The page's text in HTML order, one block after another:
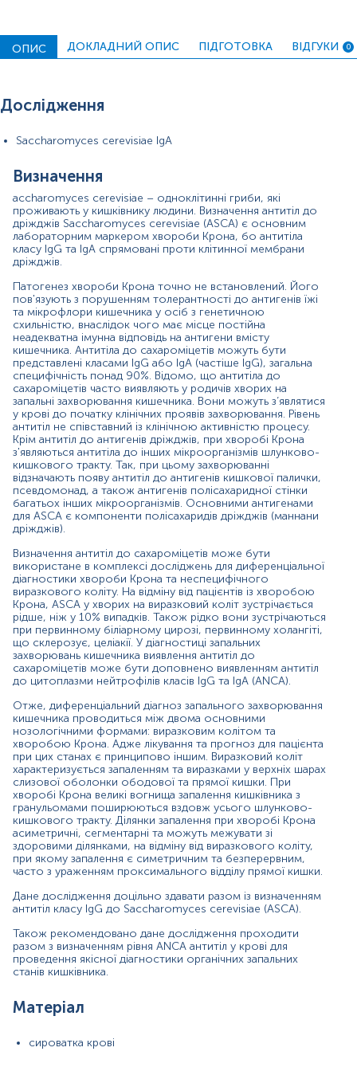
інших мікроорганізмів шлунково-кишкового тракту. Так,
при цьому захворюванні відзначають появу антитіл до
антигенів кишкової палички, псевдомонад, а також
компоненти полісахаридів дріжджів (маннани дріжджів).
використане в комплексі досліджень для
неспецифічного виразкового коліту. На відміну від
виразковий коліт зустрічається рідше, ніж у 10%
випадків. Також рідко вони зустрічаються при
первинному біліарному цирозі, первинному холангіті,
що склерозує, целіакії. У діагностиці запальних
захворювань кишечника виявлення антитіл до
антитіл до цитоплазми нейтрофілів класів IgG та IgA
(ANCA).
Отже, диференціальний діагноз запального
захворювання кишечника проводиться між двома
основними нозологічними формами: виразковим
колітом та хворобою Крона. Адже лікування та
прогноз для пацієнта при цих станах є принципово
іншим. Виразковий коліт характеризується запаленням
та виразками у верхніх шарах слизової оболонки
ободової та прямої кишки. При хворобі Крона великі
вогнища запалення кишківника з гранульомами
поширюються вздовж усього шлунково-кишкового
тракту. Ділянки запалення при хворобі Крона
асиметричні, сегментарні та можуть межувати зі
здоровими ділянками, на відміну від виразкового
коліту, при якому запалення є симетричним та
безперервним, часто з ураженням проксимального
Дане дослідження доцільно здавати разом із
визначенням антитіл класу IgG до Saccharomyces
cerevisiae (ASCA).
Також рекомендовано дане дослідження проходити
разом з визначенням рівня ANCA антитіл у крові для
проведення якісної діагностики органічних запальних
станів кишківника.
сироватка крові
Зміст:
Маркер
Показання до призначення
Загальна характеристика
Інтерпретація
Маркер
Маркер активації мукозального імунітету кишківника та
агресивного перебігу захворювання, що найчастіше
виникає при хворобі Крона.
неспецифічними шлунково-кишковими симптомами,
ОПИС ДОКЛАДНИЙ ОПИС ПІДГОТОВКА ВІДГУКИ 0
Дослідження
Saccharomyces cerevisiae IgA
Визначення
accharomyces cerevisiae – одноклітинні гриби, які
проживають у кишківнику людини. Визначення антитіл до
дріжджів Saccharomyces cerevisiae (ASCA) є основним
лабораторним маркером хвороби Крона, бо антитіла
класу IgG та IgA спрямовані проти клітинної мембрани
дріжджів.
Патогенез хвороби Крона точно не встановлений. Його
пов'язують з порушенням толерантності до антигенів їжі
та мікрофлори кишечника у осіб з генетичною
схильністю, внаслідок чого має місце постійна
неадекватна імунна відповідь на антигени вмісту
кишечника. Антитіла до сахароміцетів можуть бути
представлені класами IgG або IgA (частіше IgG), загальна
специфічність понад 90%. Відомо, що антитіла до
сахароміцетів часто виявляють у родичів хворих на
запальні захворювання кишечника. Вони можуть з’являтися
у крові до початку клінічних проявів захворювання. Рівень
антитіл не співставний із клінічною активністю процесу.
Крім антитіл до антигенів дріжджів, при хворобі Крона
з'являються антитіла до інших мікроорганізмів шлунково-
кишкового тракту. Так, при цьому захворюванні
відзначають появу антитіл до антигенів кишкової палички,
псевдомонад, а також антигенів полісахаридної стінки
багатьох інших мікроорганізмів. Основними антигенами
для ASCA є компоненти полісахаридів дріжджів (маннани
дріжджів).
Визначення антитіл до сахароміцетів може бути
використане в комплексі досліджень для диференціальної
діагностики хвороби Крона та неспецифічного
виразкового коліту. На відміну від пацієнтів із хворобою
Крона, ASCA у хворих на виразковий коліт зустрічається
рідше, ніж у 10% випадків. Також рідко вони зустрічаються
при первинному біліарному цирозі, первинному холангіті,
що склерозує, целіакії. У діагностиці запальних
захворювань кишечника виявлення антитіл до
сахароміцетів може бути доповнено виявленням антитіл
до цитоплазми нейтрофілів класів IgG та IgA (ANCA).
Отже, диференціальний діагноз запального захворювання
кишечника проводиться між двома основними
нозологічними формами: виразковим колітом та
хворобою Крона. Адже лікування та прогноз для пацієнта
при цих станах є принципово іншим. Виразковий коліт
характеризується запаленням та виразками у верхніх шарах
слизової оболонки ободової та прямої кишки. При
хворобі Крона великі вогнища запалення кишківника з
гранульомами поширюються вздовж усього шлунково-
кишкового тракту. Ділянки запалення при хворобі Крона
асиметричні, сегментарні та можуть межувати зі
здоровими ділянками, на відміну від виразкового коліту,
при якому запалення є симетричним та безперервним,
часто з ураженням проксимального відділу прямої кишки.
Дане дослідження доцільно здавати разом із визначенням
антитіл класу IgG до Saccharomyces cerevisiae (ASCA).
Також рекомендовано дане дослідження проходити
разом з визначенням рівня ANCA антитіл у крові для
проведення якісної діагностики органічних запальних
станів кишківника.
Матеріал
сироватка крові